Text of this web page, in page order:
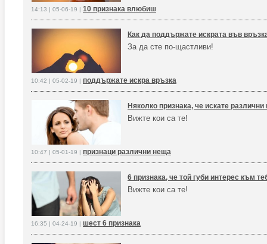
14:13 | 05-06-19 | 10 признака влюбиш
Как да поддържате искрата във
За да сте по-щастливи!
10:42 | 05-02-19 | поддържате искра връзка
Няколко признака, че искате
Вижте кои са те!
10:47 | 05-01-19 | признаци различни неща
6 признака, че той губи интерес към
Вижте кои са те!
16:35 | 04-24-19 | шест 6 признака